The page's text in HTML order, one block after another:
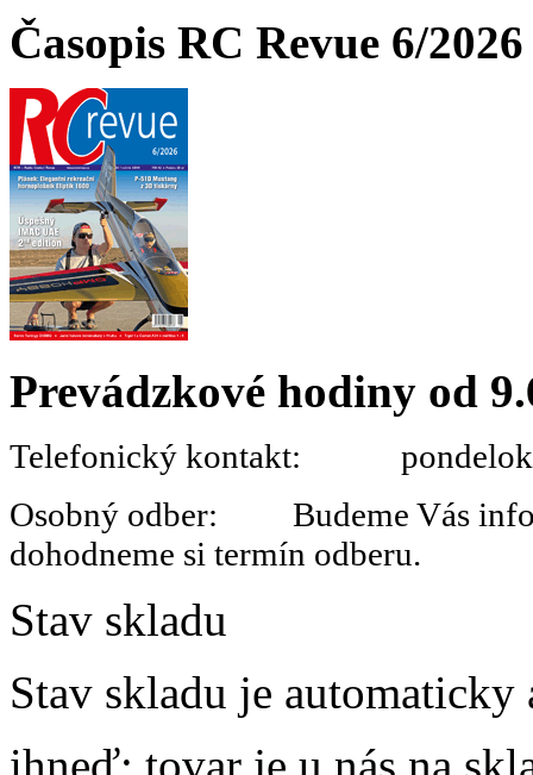
Časopis RC Revue 6/
Prevádzkové hodiny od
Telefonický kontakt:
Osobný odber: Budeme Vás
dohodneme si termín odberu.
Stav skladu
Stav skladu je
ihneď: tovar je u nás na